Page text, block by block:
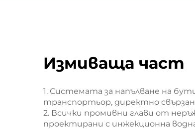
Измиваща част
1. Системата за напълване на
транспортьор, директно
2. Всички промивни глави от
проектирани с инжекционна